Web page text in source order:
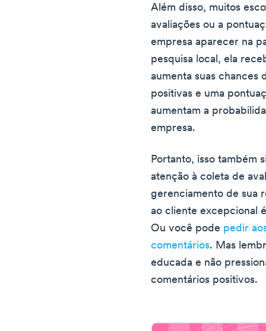
Além disso, muitos
avaliações ou a
empresa aparecer na
pesquisa local, ela
aumenta suas chances
positivas e uma
aumentam a
empresa.
Portanto, isso também
atenção à coleta de
gerenciamento de sua
ao cliente excepcional
Ou você pode pedir
comentários. Mas
educada e não
comentários positivos.